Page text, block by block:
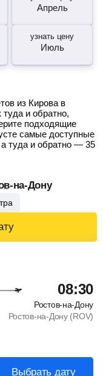
Апрель
узнать цену
Июль
из Кирова в
туда и обратно,
подходящие
самые доступные
а туда и обратно — 35
на-Дону
08:30
Ростов-на-Дону
Ростов-на-Дону (ROV)
Выбрать дату